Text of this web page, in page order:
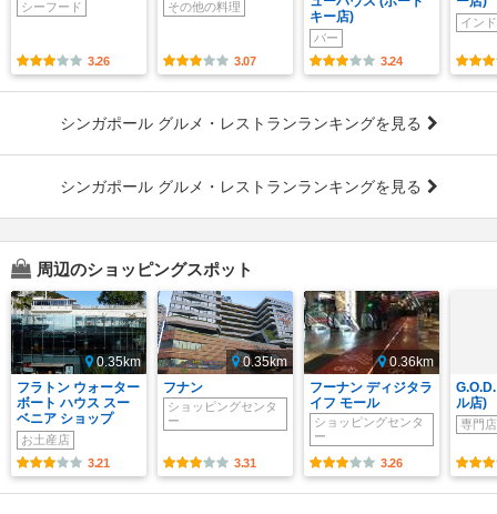
シーフード
3.26
その他の料理
3.07
キー店)
バー
3.24
イン
シンガポール グルメ・レストランランキングを見る
シンガポール グルメ・レストランランキングを見る
周辺のショッピングスポット
0.35km
フラトン ウォーター
ボート ハウス スー
ベニア ショップ
お土産店
3.21
0.35km
フナン
ショッピングセンタ
ー
3.31
0.36km
フーナン ディジタラ
イフ モール
ショッピングセンタ
ー
3.26
ル店)
専門店